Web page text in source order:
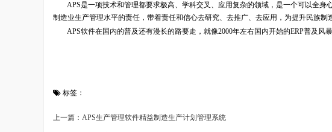
APS是一项技术和管理都要求极高、学科交叉、应用复杂的领域，是一个可以全身
制造业生产管理水平的责任，带着责任和信心去研究、去推广、去应用，为提升民族
APS软件在国内的普及还有漫长的路要走，就像2000年左右国内开始的ERP普及风暴
标签：
上一篇：APS生产管理软件精益制造生产计划管理系统